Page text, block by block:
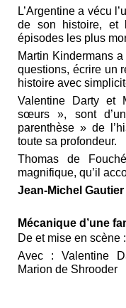
L’Argentine a vécu
de son histoire, et
épisodes les plus
Martin Kindermans
questions, écrire un
histoire avec
Valentine Darty et
sœurs », sont
parenthèse » de
toute sa profondeur.
Thomas de
magnifique, qu’il
Jean-Michel Gautier
Mécanique d’une
De et mise en scène
Avec : Valentine
Marion de Shrooder